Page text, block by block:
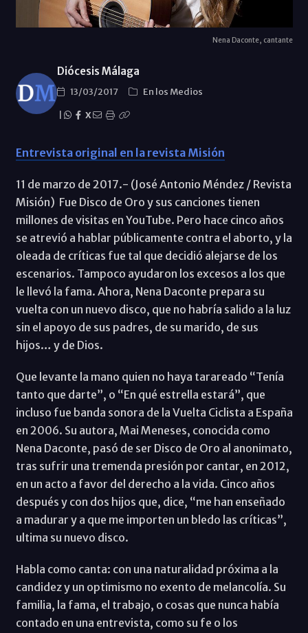
Nena Daconte, cantante
Diócesis Málaga
13/03/2017
En los Medios
X
Entrevista original en la revista Misión
11 de marzo de 2017.- (José Antonio Méndez / Revista
Misión) Fue Disco de Oro y sus canciones tienen
millones de visitas en YouTube. Pero hace cinco años
se atrevió a hablar públicamente contra el aborto, y la
oleada de críticas fue tal que decidió alejarse de los
escenarios. Tampoco ayudaron los excesos a los que
le llevó la fama. Ahora, Nena Daconte prepara su
vuelta con un nuevo disco, que no habría salido a la luz
sin el apoyo de sus padres, de su marido, de sus
hijos… y de Dios.
Que levante la mano quien no haya tarareado “Tenía
tanto que darte”, o “En qué estrella estará”, que
incluso fue banda sonora de la Vuelta Ciclista a España
en 2006. Su autora, Mai Meneses, conocida como
Nena Daconte, pasó de ser Disco de Oro al anonimato,
tras sufrir una tremenda presión por cantar, en 2012,
en un acto a favor del derecho a la vida. Cinco años
después y con dos hijos que, dice, “me han enseñado
a madurar y a que me importen un bledo las críticas”,
ultima su nuevo disco.
Habla como canta: con una naturalidad próxima a la
candidez y un optimismo no exento de melancolía. Su
familia, la fama, el trabajo, o cosas que nunca había
contado en una entrevista, como su fe o los